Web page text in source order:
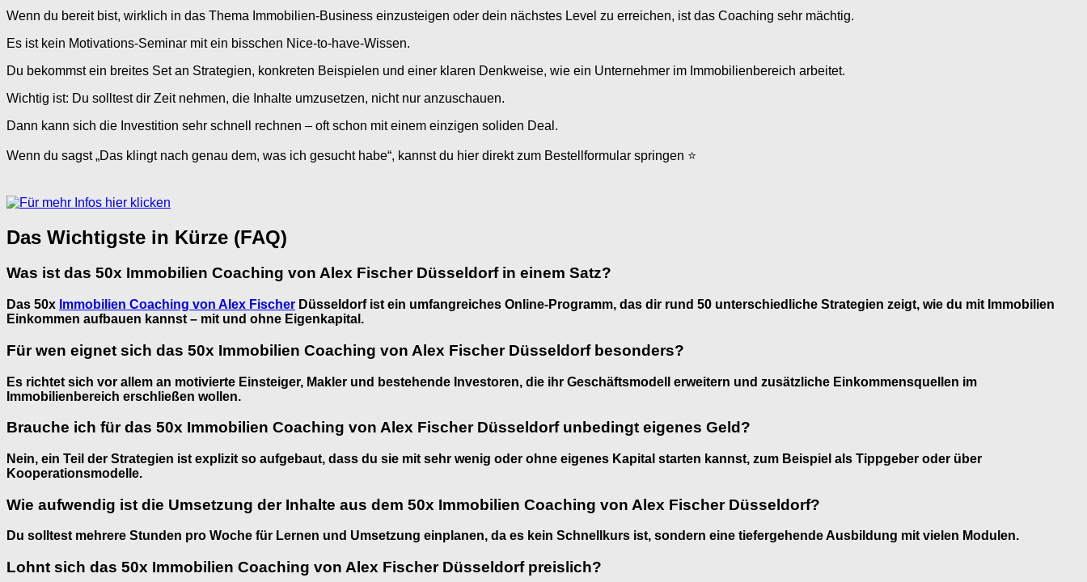
Wenn du bereit bist, wirklich in das Thema Immobilien-Business einzusteigen oder dein nächstes Level zu erreichen, ist das Coaching sehr mächtig.
Es ist kein Motivations-Seminar mit ein bisschen Nice-to-have-Wissen.
Du bekommst ein breites Set an Strategien, konkreten Beispielen und einer klaren Denkweise, wie ein Unternehmer im Immobilienbereich arbeitet.
Wichtig ist: Du solltest dir Zeit nehmen, die Inhalte umzusetzen, nicht nur anzuschauen.
Dann kann sich die Investition sehr schnell rechnen – oft schon mit einem einzigen soliden Deal.
Wenn du sagst „Das klingt nach genau dem, was ich gesucht habe“, kannst du hier direkt zum Bestellformular springen ⭐
Das Wichtigste in Kürze (FAQ)
Was ist das 50x Immobilien Coaching von Alex Fischer Düsseldorf in einem Satz?
Das 50x Immobilien Coaching von Alex Fischer Düsseldorf ist ein umfangreiches Online-Programm, das dir rund 50 unterschiedliche Strategien zeigt, wie du mit Immobilien
Einkommen aufbauen kannst – mit und ohne Eigenkapital.
Für wen eignet sich das 50x Immobilien Coaching von Alex Fischer Düsseldorf besonders?
Es richtet sich vor allem an motivierte Einsteiger, Makler und bestehende Investoren, die ihr Geschäftsmodell erweitern und zusätzliche Einkommensquellen im
Immobilienbereich erschließen wollen.
Brauche ich für das 50x Immobilien Coaching von Alex Fischer Düsseldorf unbedingt eigenes Geld?
Nein, ein Teil der Strategien ist explizit so aufgebaut, dass du sie mit sehr wenig oder ohne eigenes Kapital starten kannst, zum Beispiel als Tippgeber oder über
Kooperationsmodelle.
Wie aufwendig ist die Umsetzung der Inhalte aus dem 50x Immobilien Coaching von Alex Fischer Düsseldorf?
Du solltest mehrere Stunden pro Woche für Lernen und Umsetzung einplanen, da es kein Schnellkurs ist, sondern eine tiefergehende Ausbildung mit vielen Modulen.
Lohnt sich das 50x Immobilien Coaching von Alex Fischer Düsseldorf preislich?